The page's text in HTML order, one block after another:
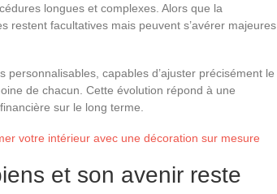
longues et complexes. Alors que la
restent facultatives mais peuvent s’avérer majeures
capables d’ajuster précisément le
de chacun. Cette évolution répond à une
sur le long terme.
votre intérieur avec une décoration sur mesure
et son avenir reste